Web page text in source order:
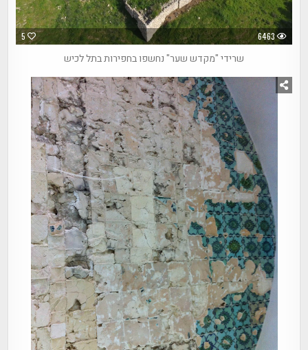
5 6463
שרידי "מקדש שער" נחשפו בחפירות בתל לכיש